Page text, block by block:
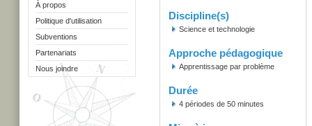
À propos
Politique d'utilisation
Subventions
Partenariats
Nous joindre
Discipline(s)
Science et technologie
Approche pédagogique
Apprentissage par problème
Durée
4 périodes de 50 minutes